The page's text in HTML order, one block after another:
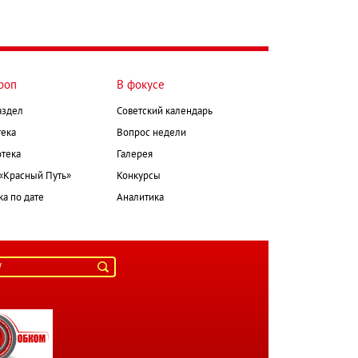
Путь»
по дате
В фокусе
Советский календарь
Вопрос недели
Галерея
Конкурсы
Аналитика